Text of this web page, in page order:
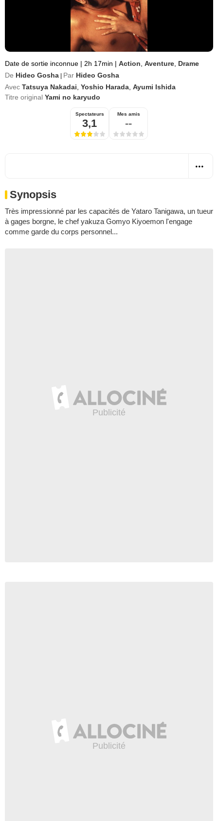
Date de sortie inconnue | 2h 17min | Action Aventure Drame
De Hideo Gosha Par Hideo Gosha
Avec Tatsuya Nakadai Yoshio Harada Ayumi Ishida
Titre original Yami no karyudo
Spectateurs
3,1
Mes amis
--
Synopsis
Très impressionné par les capacités de Yataro Tanigawa, un tueur
à gages borgne, le chef yakuza Gomyo Kiyoemon l'engage
comme garde du corps personnel...